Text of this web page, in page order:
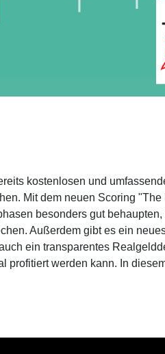
kostenlosen und
Mit dem neuen Scoring "The
besonders gut
Außerdem gibt es ein
ein transparentes
profitiert werden kann. In